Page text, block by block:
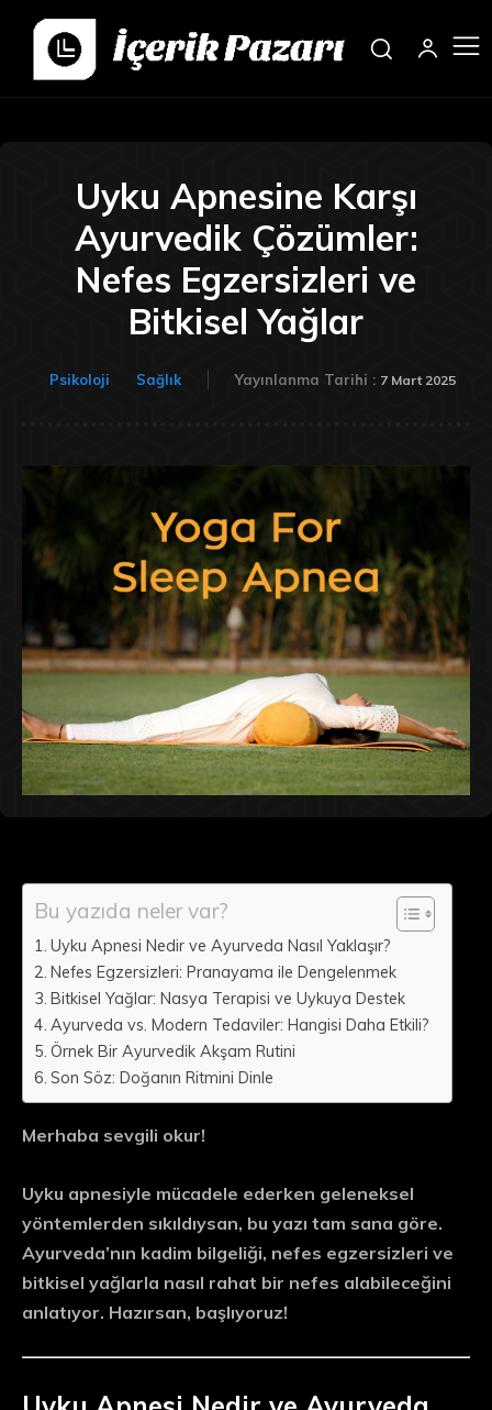
Uyku Apnesine Karşı
Ayurvedik Çözümler:
Nefes Egzersizleri ve
Bitkisel Yağlar
Psikoloji Sağlık Yayınlanma Tarihi : 7 Mart 2025
Bu yazıda neler var?
Uyku Apnesi Nedir ve Ayurveda Nasıl Yaklaşır?
Nefes Egzersizleri: Pranayama ile Dengelenmek
Bitkisel Yağlar: Nasya Terapisi ve Uykuya Destek
Ayurveda vs. Modern Tedaviler: Hangisi Daha Etkili?
Örnek Bir Ayurvedik Akşam Rutini
Son Söz: Doğanın Ritmini Dinle
Merhaba sevgili okur!
Uyku apnesiyle mücadele ederken geleneksel
yöntemlerden sıkıldıysan, bu yazı tam sana göre.
Ayurveda’nın kadim bilgeliği, nefes egzersizleri ve
bitkisel yağlarla nasıl rahat bir nefes alabileceğini
anlatıyor. Hazırsan, başlıyoruz!